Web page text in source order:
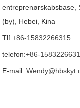
entreprenørskabsbase,
(by), Hebei, Kina
Tlf:+86-15832266315
telefon:+86-
E-mail: